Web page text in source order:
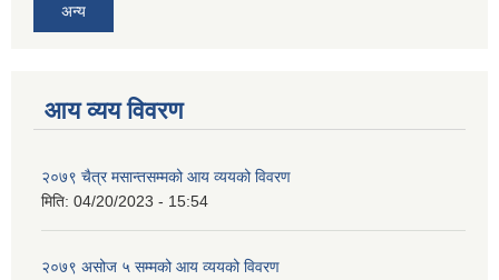
अन्य
आय व्यय विवरण
२०७९ चैत्र मसान्तसम्मको आय व्ययको विवरण
मिति: 04/20/2023 - 15:54
२०७९ असोज ५ सम्मको आय व्ययको विवरण